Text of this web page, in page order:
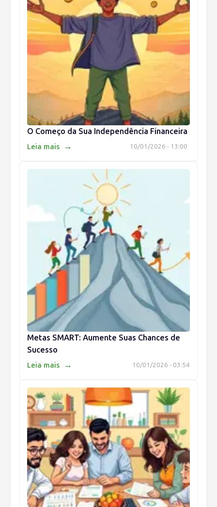
O Começo da Sua Independência Financeira
10/01/2026 - 13:00
Leia mais →
Metas SMART: Aumente Suas Chances de
Sucesso
10/01/2026 - 03:54
Leia mais →